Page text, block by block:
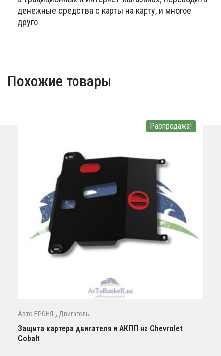
денежные средства с карты на карту, и многое
друго
Похожие товары
Распродажа!
Авто БРОНЯ , Двигатель
Защита картера двигателя и АКПП на Сhevrolet
Cobalt